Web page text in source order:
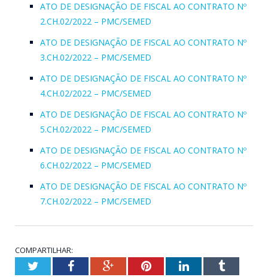
ATO DE DESIGNAÇÃO DE FISCAL AO CONTRATO Nº
2.CH.02/2022 – PMC/SEMED
ATO DE DESIGNAÇÃO DE FISCAL AO CONTRATO Nº
3.CH.02/2022 – PMC/SEMED
ATO DE DESIGNAÇÃO DE FISCAL AO CONTRATO Nº
4.CH.02/2022 – PMC/SEMED
ATO DE DESIGNAÇÃO DE FISCAL AO CONTRATO Nº
5.CH.02/2022 – PMC/SEMED
ATO DE DESIGNAÇÃO DE FISCAL AO CONTRATO Nº
6.CH.02/2022 – PMC/SEMED
ATO DE DESIGNAÇÃO DE FISCAL AO CONTRATO Nº
7.CH.02/2022 – PMC/SEMED
COMPARTILHAR:
TwitterFacebookGoogle+PinterestLinkedInTumblr